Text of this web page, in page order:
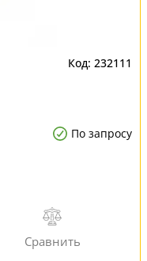
232111
По запросу